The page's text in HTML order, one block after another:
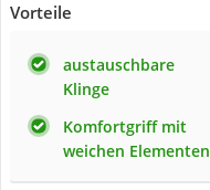
Vorteile
austauschbare
Klinge
Komfortgriff mit
weichen Elementen